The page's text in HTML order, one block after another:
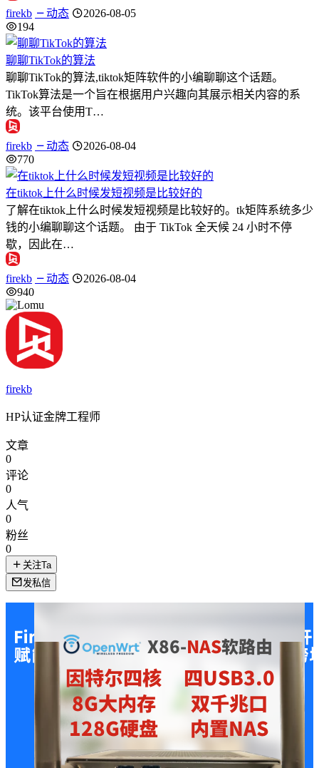
firekb 动态
2026-08-05
194
聊聊TikTok的算法
聊聊TikTok的算法,tiktok矩阵软件的小编聊聊这个话题。
TikTok算法是一个旨在根据用户兴趣向其展示相关内容的系
统。该平台使用T…
firekb 动态
2026-08-04
770
在tiktok上什么时候发短视频是比较好的
了解在tiktok上什么时候发短视频是比较好的。tk矩阵系统多少
钱的小编聊聊这个话题。 由于 TikTok 全天候 24 小时不停
歇，因此在…
firekb 动态
2026-08-04
940
firekb
HP认证金牌工程师
文章
0
评论
0
人气
0
粉丝
0
关注Ta
发私信